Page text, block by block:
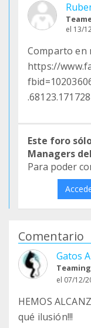
el 13/
Comparto en
https://
Este foro
Managers
Para poder
Comentario
Gatos
el 07/12/
HEMOS
qué ilusión!!!